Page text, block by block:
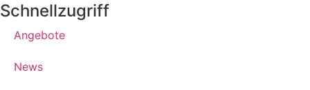
Schnellzugriff
Angebote
News